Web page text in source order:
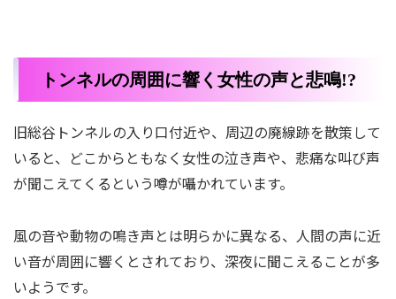
トンネルの周囲に響く女性の声と悲鳴!?
旧総谷トンネルの入り口付近や、周辺の廃線跡を散策して
いると、どこからともなく女性の泣き声や、悲痛な叫び声
が聞こえてくるという噂が囁かれています。
風の音や動物の鳴き声とは明らかに異なる、人間の声に近
い音が周囲に響くとされており、深夜に聞こえることが多
いようです。